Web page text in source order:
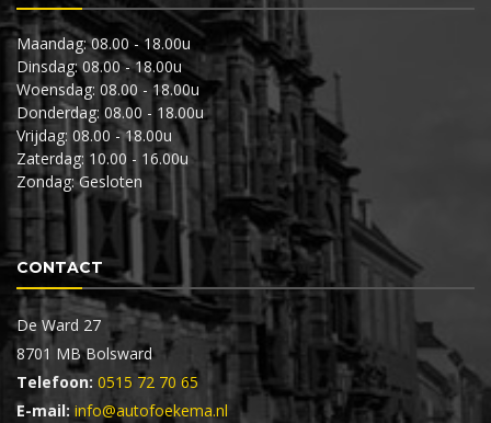
Maandag: 08.00 - 18.00u
Dinsdag: 08.00 - 18.00u
Woensdag: 08.00 - 18.00u
Donderdag: 08.00 - 18.00u
Vrijdag: 08.00 - 18.00u
Zaterdag: 10.00 - 16.00u
Zondag: Gesloten
CONTACT
De Ward 27
8701 MB Bolsward
Telefoon: 0515 72 70 65
E-mail: info@autofoekema.nl